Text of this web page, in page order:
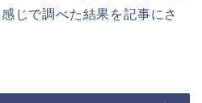
じで調べた結果を記事にさ